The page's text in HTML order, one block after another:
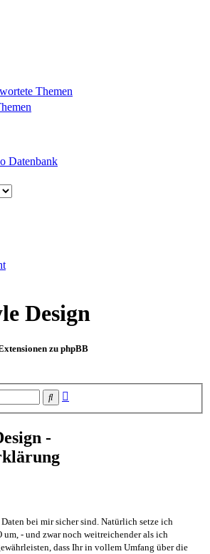
Themen
Datenbank
Design
zu phpBB
Suche
-
bei mir sicher sind. Natürlich setze ich
um, - und zwar noch weitreichender als ich
dass Ihr in vollem Umfang über die